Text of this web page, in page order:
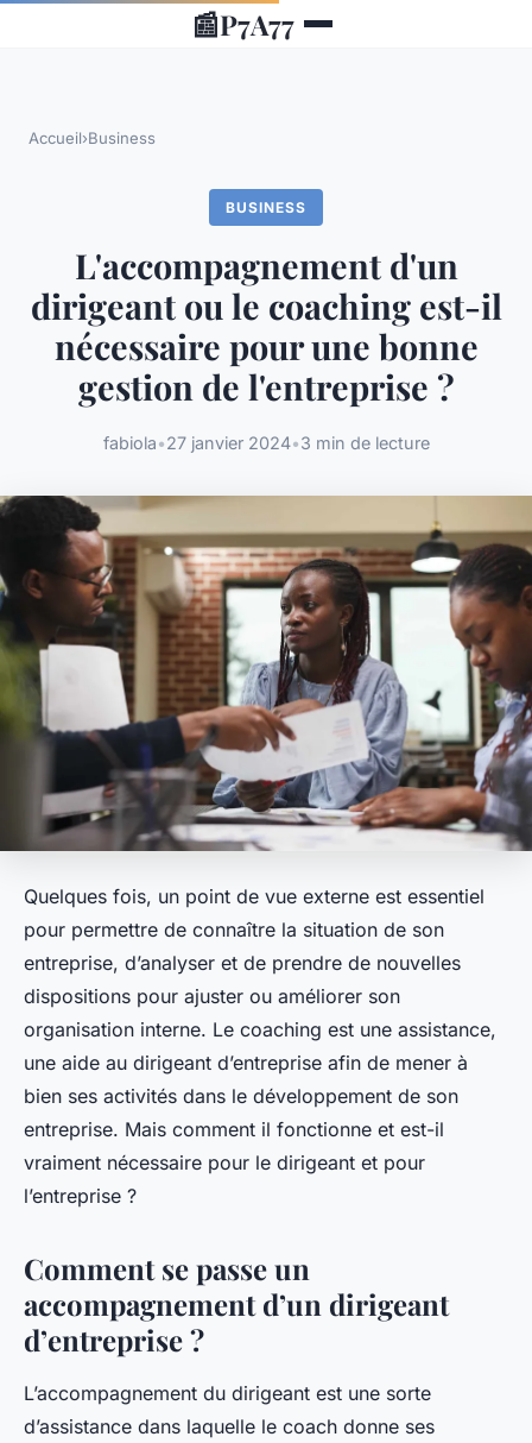
📰P7A77
Accueil›Business
BUSINESS
L'accompagnement d'un
dirigeant ou le coaching est-il
nécessaire pour une bonne
gestion de l'entreprise ?
fabiola•27 janvier 2024•3 min de lecture
Quelques fois, un point de vue externe est essentiel
pour permettre de connaître la situation de son
entreprise, d’analyser et de prendre de nouvelles
dispositions pour ajuster ou améliorer son
organisation interne. Le coaching est une assistance,
une aide au dirigeant d’entreprise afin de mener à
bien ses activités dans le développement de son
entreprise. Mais comment il fonctionne et est-il
vraiment nécessaire pour le dirigeant et pour
l’entreprise ?
Comment se passe un
accompagnement d’un dirigeant
d’entreprise ?
L’accompagnement du dirigeant est une sorte
d’assistance dans laquelle le coach donne ses